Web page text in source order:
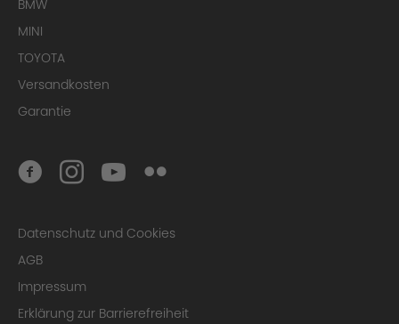
Fazit
BMW
MINI
TOYOTA
Versandkosten
Garantie
Datenschutz und Cookies
AGB
Impressum
Erklärung zur Barrierefreiheit